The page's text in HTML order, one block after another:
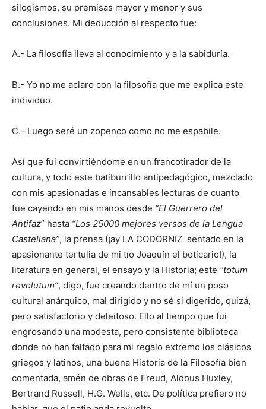
silogismos, su premisas mayor y menor y sus
conclusiones. Mi deducción al respecto fue:
A.- La filosofía lleva al conocimiento y a la sabiduría.
B.- Yo no me aclaro con la filosofía que me explica este
individuo.
C.- Luego seré un zopenco como no me espabile.
Así que fui convirtiéndome en un francotirador de la
cultura, y todo este batiburrillo antipedagógico, mezclado
con mis apasionadas e incansables lecturas de cuanto
fue cayendo en mis manos desde “El Guerrero del
Antifaz” hasta “Los 25000 mejores versos de la Lengua
Castellana”, la prensa (¡ay LA CODORNIZ sentado en la
apasionante tertulia de mi tío Joaquín el boticario!), la
literatura en general, el ensayo y la Historia; este “totum
revolutum”, digo, fue creando dentro de mí un poso
cultural anárquico, mal dirigido y no sé si digerido, quizá,
pero satisfactorio y deleitoso. Ello al tiempo que fui
engrosando una modesta, pero consistente biblioteca
donde no han faltado para mi regalo extremo los clásicos
griegos y latinos, una buena Historia de la Filosofía bien
comentada, amén de obras de Freud, Aldous Huxley,
Bertrand Russell, H.G. Wells, etc. De política prefiero no